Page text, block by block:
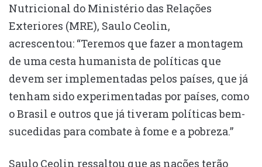
Nutricional do Ministério das Relações
Exteriores (MRE), Saulo Ceolin,
acrescentou: “Teremos que fazer a montagem
de uma cesta humanista de políticas que
devem ser implementadas pelos países, que já
tenham sido experimentadas por países, como
o Brasil e outros que já tiveram políticas bem-
sucedidas para combate à fome e a pobreza.”
Saulo Ceolin ressaltou que as nações terão